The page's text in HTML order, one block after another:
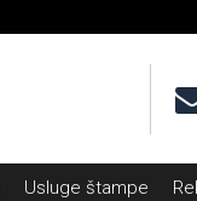
Usluge štampe